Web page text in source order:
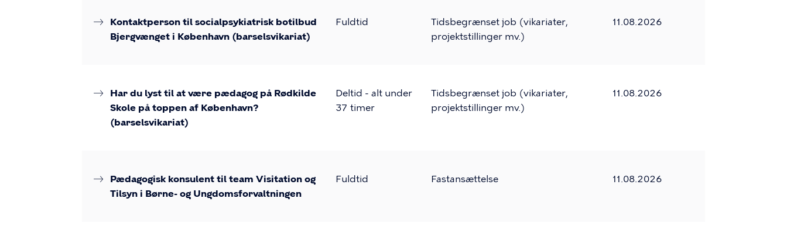
Kontaktperson til socialpsykiatrisk botilbud
Bjergvænget i København (barselsvikariat)
Fuldtid
Tidsbegrænset job (vikariater,
projektstillinger mv.)
11.08.2026
Har du lyst til at være pædagog på Rødkilde
Skole på toppen af København?
(barselsvikariat)
Deltid - alt under
37 timer
Tidsbegrænset job (vikariater,
projektstillinger mv.)
11.08.2026
Pædagogisk konsulent til team Visitation og
Tilsyn i Børne- og Ungdomsforvaltningen
Fuldtid Fastansættelse 11.08.2026